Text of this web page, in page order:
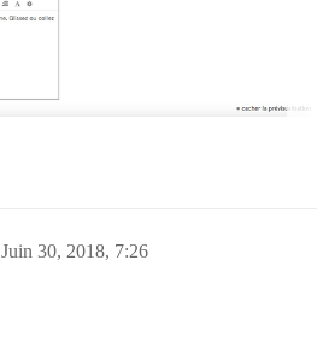
Juin 30, 2018, 7:26